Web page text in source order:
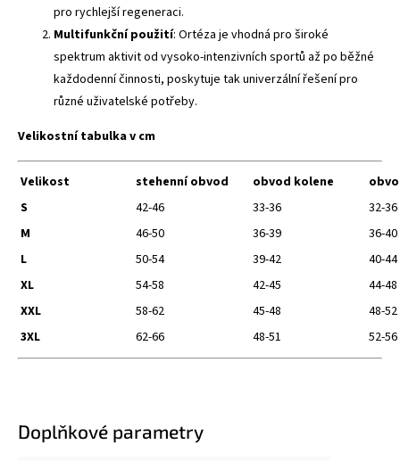
pro rychlejší regeneraci.
Multifunkční použití: Ortéza je vhodná pro široké
spektrum aktivit od vysoko-intenzivních sportů až po běžné
každodenní činnosti, poskytuje tak univerzální řešení pro
různé uživatelské potřeby.
Velikostní tabulka v cm
Velikost stehenní obvod obvod kolene
S
42-46 33-36
32-36
M
46-50 36-39
36-40
L
50-54 39-42
40-44
XL
54-58 42-45
44-48
XXL
58-62 45-48
48-52
3XL
62-66 48-51 52-56
Doplňkové parametry